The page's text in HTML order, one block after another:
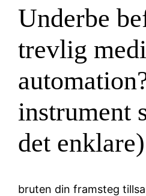
Underbe
trevlig
instrument
det enklare)
bruten din framsteg